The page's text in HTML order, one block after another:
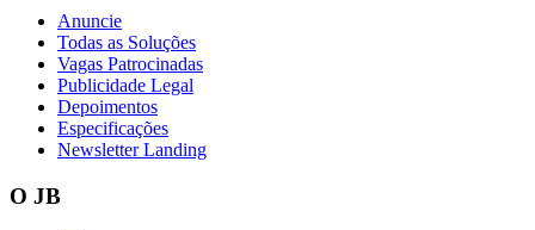
Botafogo
Anuncie
Todas as Soluções
Vagas Patrocinadas
Publicidade Legal
Depoimentos
Especificações
Newsletter Landing
O JB